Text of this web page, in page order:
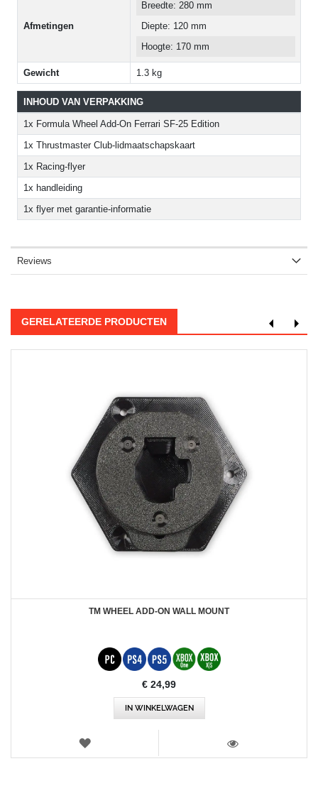
Afmetingen
Breedte: 280 mm
Diepte: 120 mm
Hoogte: 170 mm
Gewicht 1.3 kg
INHOUD VAN VERPAKKING
1x Formula Wheel Add-On Ferrari SF-25 Edition
1x Thrustmaster Club-lidmaatschapskaart
1x Racing-flyer
1x handleiding
1x flyer met garantie-informatie
Reviews
GERELATEERDE PRODUCTEN
TM WHEEL ADD-ON WALL MOUNT
€ 24,99
IN WINKELWAGEN
VERLANGLIJST
WEERGEVEN